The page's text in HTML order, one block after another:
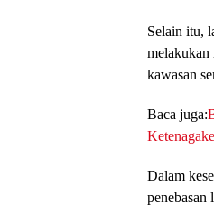
Selain itu,
melakukan
kawasan
Baca juga:
Dalam
penebasan